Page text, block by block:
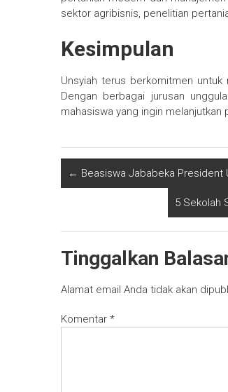
sektor agribisnis, penelitian
Kesimpulan
Unsyiah terus berkomitmen
Dengan berbagai jurusan
mahasiswa yang ingin
← Beasiswa Jababeka President
5 Sekolah
Tinggalkan
Alamat email Anda tidak akan
Komentar *